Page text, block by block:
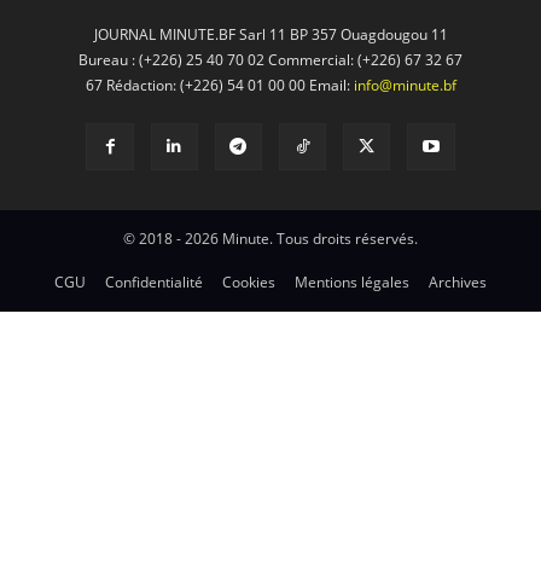
JOURNAL MINUTE.BF Sarl 11 BP 357 Ouagdougou 11
Bureau : (+226) 25 40 70 02 Commercial: (+226) 67 32 67
67 Rédaction: (+226) 54 01 00 00 Email: info@minute.bf
© 2018 - 2026 Minute. Tous droits réservés.
CGU Confidentialité Cookies Mentions légales Archives